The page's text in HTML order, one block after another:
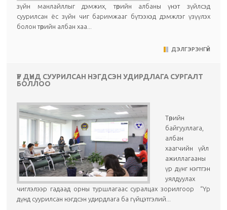
зүйн манлайллыг дэмжих, төрийн албаны үнэт зүйлсэд
суурилсан ёс зүйн чиг баримжааг бүтээхэд дэмжлэг үзүүлэх
болон төрийн албан хаа...
ДЭЛГЭРЭНГҮЙ
ҮР ДҮНД СУУРИЛСАН НЭГДСЭН УДИРДЛАГА СУРГАЛТ
БОЛЛОО
Төрийн
байгууллага,
албан
хаагчийн үйл
ажиллагааны
үр дүнг нэгтгэн
уялдуулах
чиглэлээр гадаад орны туршлагаас суралцах зорилгоор “Үр
дүнд суурилсан нэгдсэн удирдлага ба гүйцэтгэлий...